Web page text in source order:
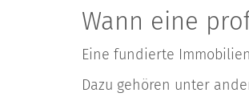
Wann eine
Eine fundierte
Dazu gehören unter